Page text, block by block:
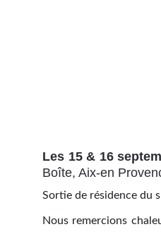
Sortie de résidence du
Nous remercions
Les 15 & 16
Boîte, Aix-en